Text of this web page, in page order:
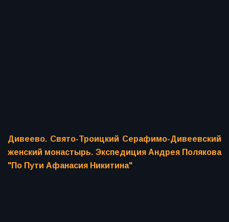
Дивеево. Свято-Троицкий Серафимо-Дивеевский
женский монастырь. Экспедиция Андрея Полякова
"По Пути Афанасия Никитина"